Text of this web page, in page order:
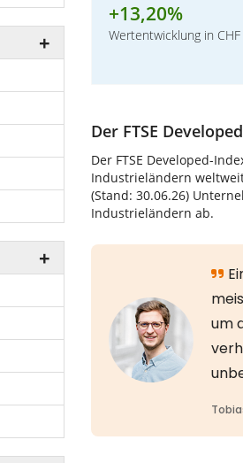
+13,20%
Wertentwicklung in
Der FTSE
Der FTSE Developed-
Industrieländern
(Stand: 30.06.26)
Industrieländern ab.